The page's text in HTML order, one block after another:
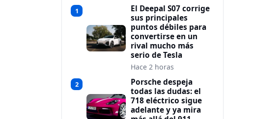
1
El Deepal S07 corrige
sus principales
puntos débiles para
convertirse en un
rival mucho más
serio de Tesla
Hace 2 horas
2
Porsche despeja
todas las dudas: el
718 eléctrico sigue
adelante y ya mira